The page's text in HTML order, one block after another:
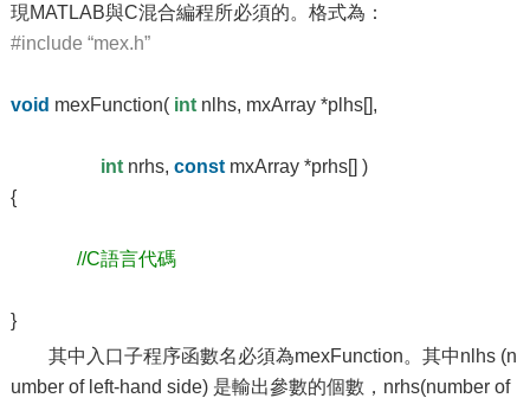
現MATLAB與C混合編程所必須的。格式為：
#include “mex.h”
void mexFunction( intnlhs, mxArray *plhs[],
intnrhs, constmxArray *prhs[] )
{
//C語言代碼
}
其中入口子程序函數名必須為mexFunction。其中nlhs (n
umber of left-hand side) 是輸出參數的個數，nrhs(number of